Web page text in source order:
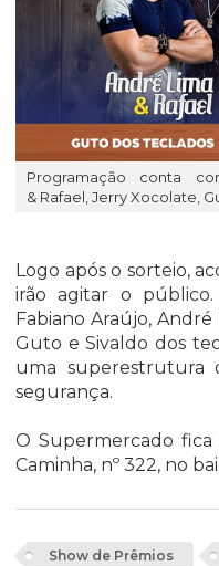
Programação conta
& Rafael, Jerry Xocolate,
Logo após o sorteio,
irão agitar o
Fabiano Araújo,
Guto e Sivaldo dos
uma superestrutura
segurança.
O Supermercado
Caminha, nº 322, no
Show de Prêmios